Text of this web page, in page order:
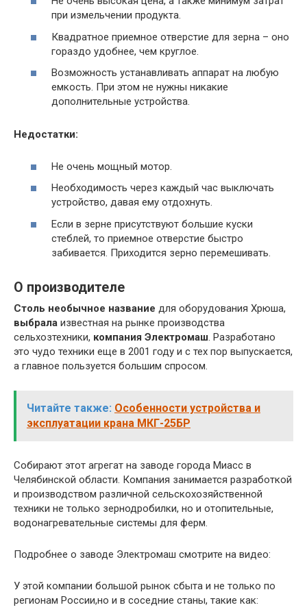
при измельчении продукта.
Квадратное приемное отверстие для зерна – оно
гораздо удобнее, чем круглое.
Возможность устанавливать аппарат на любую
емкость. При этом не нужны никакие
дополнительные устройства.
Недостатки:
Не очень мощный мотор.
Необходимость через каждый час выключать
устройство, давая ему отдохнуть.
Если в зерне присутствуют большие куски
стеблей, то приемное отверстие быстро
забивается. Приходится зерно перемешивать.
О производителе
Столь необычное название для оборудования Хрюша,
выбрала известная на рынке производства
сельхозтехники, компания Электромаш . Разработано
это чудо техники еще в 2001 году и с тех пор выпускается,
а главное пользуется большим спросом.
Читайте также: Особенности устройства и
эксплуатации крана МКГ-25БР
Собирают этот агрегат на заводе города Миасс в
Челябинской области. Компания занимается разработкой
и производством различной сельскохозяйственной
техники не только зернодробилки, но и отопительные,
водонагревательные системы для ферм.
Подробнее о заводе Электромаш смотрите на видео:
У этой компании большой рынок сбыта и не только по
регионам России,но и в соседние станы, такие как: